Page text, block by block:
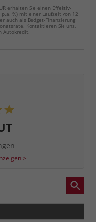
erhalten Sie einen Effektiv-
p.a. %) mit einer Laufzeit von 12
auch als Budget-Finanzierung
Kontaktieren Sie uns,
Autokredit.
>